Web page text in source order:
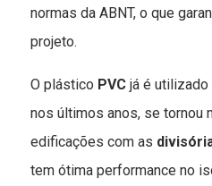
normas da ABNT, o que
projeto.
O plástico PVC já é utilizado
nos últimos anos, se tornou
edificações com as
tem ótima performance no